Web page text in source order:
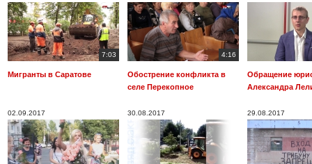
7:03
Мигранты в Саратове
4:16
Обострение конфликта в
селе Перекопное
Обращение
Александра
02.09.2017 30.08.2017 29.08.2017